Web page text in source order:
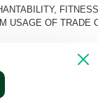
USAGE OF TRADE